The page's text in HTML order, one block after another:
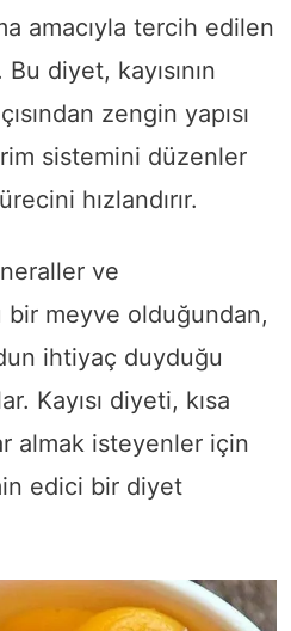
amacıyla tercih edilen
diyet, kayısının
zengin yapısı
sistemini düzenler
hızlandırır.
ve
meyve olduğundan,
ihtiyaç duyduğu
Kayısı diyeti, kısa
almak isteyenler için
edici bir diyet